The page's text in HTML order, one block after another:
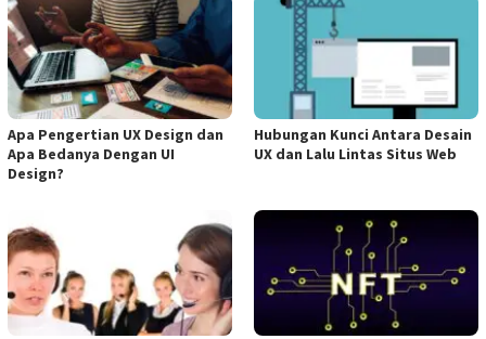
Apa Pengertian UX Design dan
Apa Bedanya Dengan UI
Design?
Hubungan Kunci Antara Desain
UX dan Lalu Lintas Situs Web